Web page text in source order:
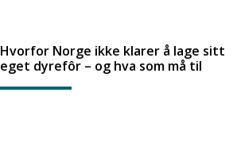
Hvorfor Norge ikke klarer å lage sitt
eget dyrefôr – og hva som må til